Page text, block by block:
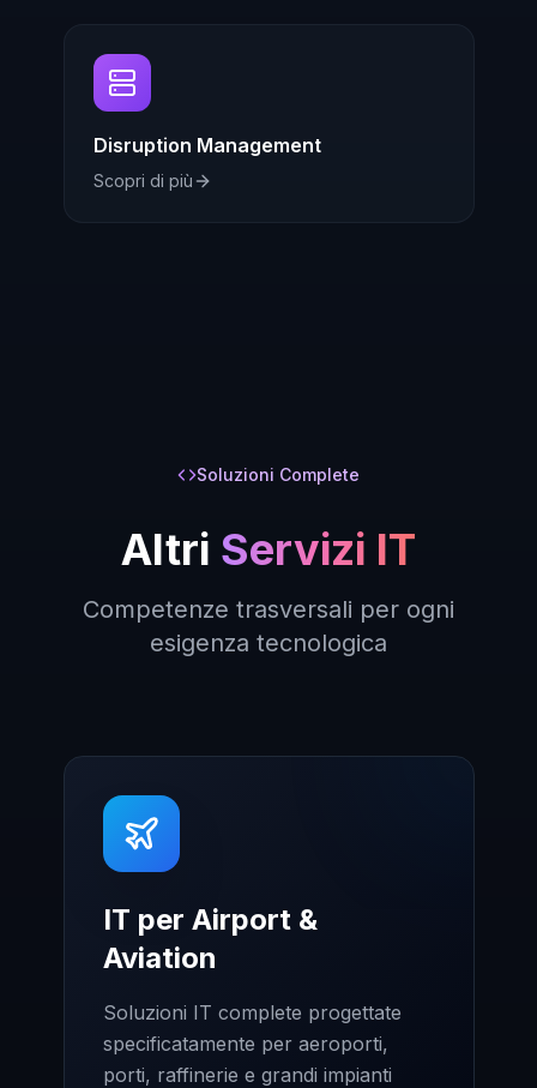
Disruption Management
Scopri di più
Soluzioni Complete
Altri Servizi IT
Competenze trasversali per ogni
esigenza tecnologica
IT per Airport &
Aviation
Soluzioni IT complete progettate
specificatamente per aeroporti,
porti, raffinerie e grandi impianti